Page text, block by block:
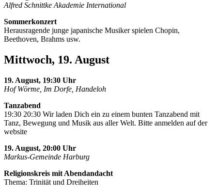
Alfred Schnittke Akademie International
Sommerkonzert
Herausragende junge japanische Musiker spielen Chopin,
Beethoven, Brahms usw.
Mittwoch, 19. August
19. August, 19:30 Uhr
Hof Wörme, Im Dorfe, Handeloh
Tanzabend
19:30 20:30 Wir laden Dich ein zu einem bunten Tanzabend mit
Tanz, Bewegung und Musik aus aller Welt. Bitte anmelden auf der
website
19. August, 20:00 Uhr
Markus-Gemeinde Harburg
Religionskreis mit Abendandacht
Thema: Trinität und Dreiheiten